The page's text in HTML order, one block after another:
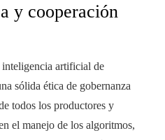
y cooperación
inteligencia artificial de
sólida ética de gobernanza
todos los productores y
el manejo de los algoritmos,